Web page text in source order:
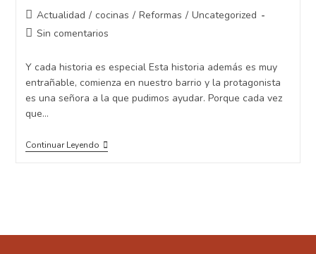
Actualidad / cocinas / Reformas / Uncategorized
Sin comentarios
Y cada historia es especial Esta historia además es muy
entrañable, comienza en nuestro barrio y la protagonista
es una señora a la que pudimos ayudar. Porque cada vez
que…
Continuar Leyendo